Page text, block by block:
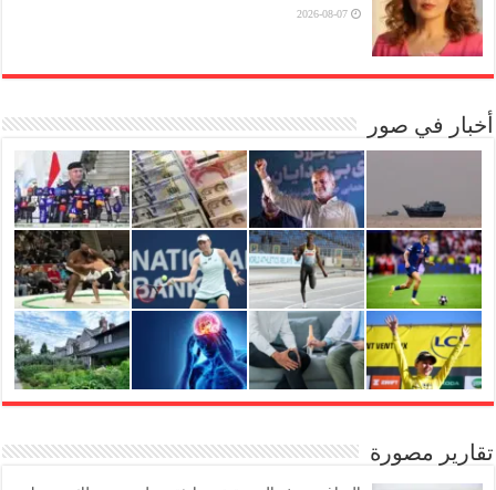
2026-08-07
أخبار في صور
تقارير مصورة